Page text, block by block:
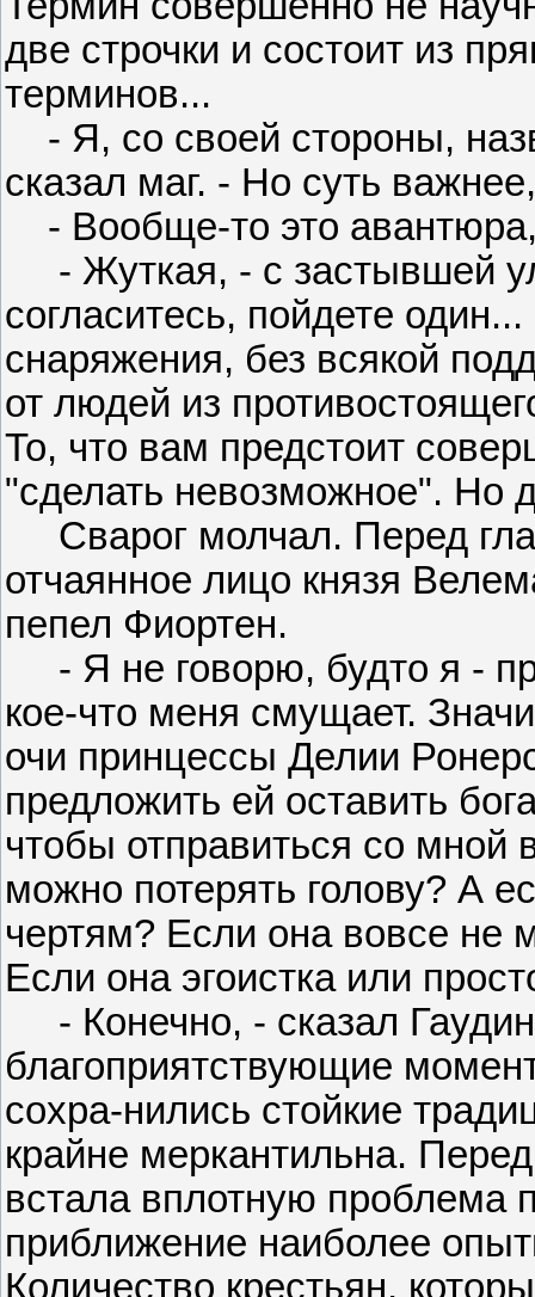
две строчки и состоит из
терминов...
- Я, со своей стороны,
сказал маг. - Но суть
- Вообще-то это авантюра,
- Жуткая, - с застывшей
согласитесь, пойдете
снаряжения, без всякой
от людей из
То, что вам предстоит
"сделать невозможное". Но
Сварог молчал. Перед
отчаянное лицо князя
пепел Фиортен.
- Я не говорю, будто я -
кое-что меня смущает.
очи принцессы Делии
предложить ей оставить
чтобы отправиться со мной
можно потерять голову? А
чертям? Если она вовсе не
Если она эгоистка или
- Конечно, - сказал
благоприятствующие
сохра-нились стойкие
крайне меркантильна.
встала вплотную проблема
приближение наиболее
Количество крестьян,